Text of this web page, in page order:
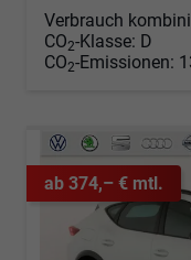
Verbrauch
CO2-Klasse: D
CO2-Emissionen:
ab 374,– € mtl.